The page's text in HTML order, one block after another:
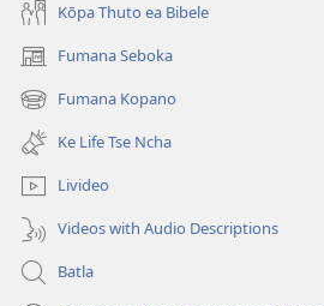
Kōpa Thuto ea Bibele
Fumana Seboka
(opens
new
window)
Fumana Kopano
(opens
new
window)
Ke Life Tse Ncha
Livideo
Videos with Audio Descriptions
Batla